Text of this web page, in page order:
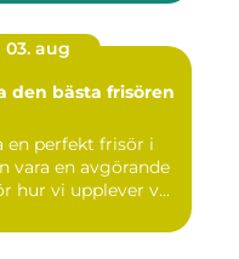
03. aug
den bästa frisören
perfekt frisör i
vara en avgörande
hur vi upplever v...